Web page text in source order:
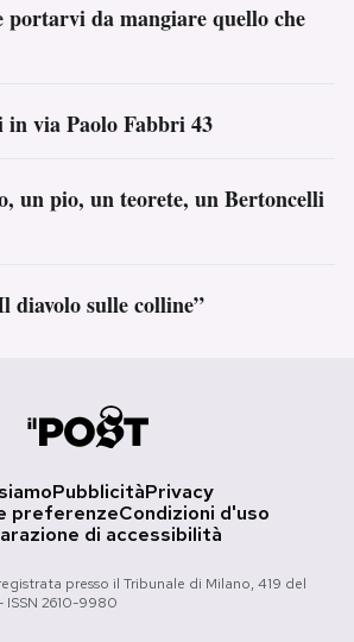
portarvi da mangiare quello che
via Paolo Fabbri 43
un pio, un teorete, un Bertoncelli
diavolo sulle colline”
PubblicitàPrivacy
preferenzeCondizioni d'uso
di accessibilità
presso il Tribunale di Milano, 419 del
2610-9980